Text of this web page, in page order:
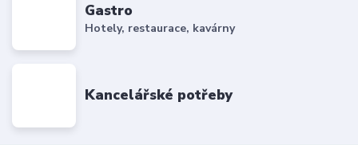
Gastro
Hotely, restaurace, kavárny
Kancelářské potřeby